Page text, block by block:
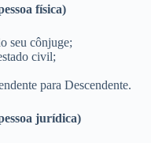
física)
seu cônjuge;
civil;
para Descendente.
jurídica)